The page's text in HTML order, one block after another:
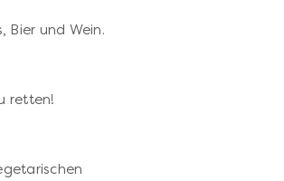
Bier und Wein.
retten!